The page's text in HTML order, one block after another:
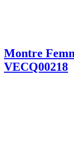
Montre
VECQ00218